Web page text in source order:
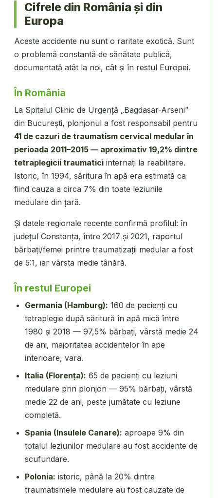
Cifrele din România și din
Europa
Aceste accidente nu sunt o raritate exotică. Sunt
o problemă constantă de sănătate publică,
documentată atât la noi, cât și în restul Europei.
În România
La Spitalul Clinic de Urgență „Bagdasar-Arseni”
din București, plonjonul a fost responsabil pentru
41 de cazuri de traumatism cervical medular în
perioada 2011–2015 — aproximativ 19,2% dintre
tetraplegicii traumaticiinternați la reabilitare.
Istoric, în 1994, săritura în apă era estimată ca
fiind cauza a circa 7% din toate leziunile
medulare din țară.
Și datele regionale recente confirmă profilul: în
județul Constanța, între 2017 și 2021, raportul
bărbați/femei printre traumatizații medular a fost
de 5:1, iar vârsta medie tânără.
În restul Europei
Germania (Hamburg): 160 de pacienți cu
tetraplegie după săritură în apă mică între
1980 și 2018 — 97,5% bărbați, vârstă medie 24
de ani, majoritatea accidentelor în ape
interioare, vara.
Italia (Florența): 65 de pacienți cu leziuni
medulare prin plonjon — 95% bărbați, vârstă
medie 22 de ani, peste jumătate cu leziune
completă.
Spania (Insulele Canare): aproape 9% din
totalul leziunilor medulare au fost accidente de
scufundare.
Polonia: istoric, până la 20% dintre
traumatismele medulare au fost cauzate de